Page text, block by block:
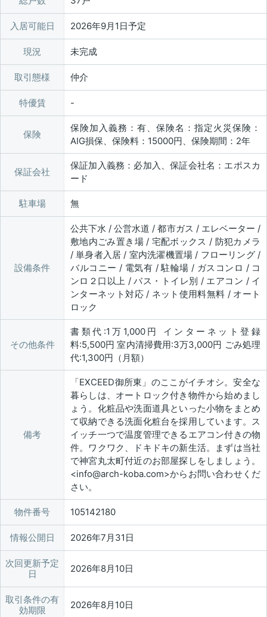
入居可能日 2026年9月1日予定
現況 未完成
取引態様 仲介
特優賃
保険
保険加入義務：有、保険名：指定火災保険：
AIG損保、保険料：15000円、保険期間：2年
保証会社
保証加入義務：必加入、保証会社名：エポスカ
ード
駐車場 無
設備条件
公共下水 / 公営水道 / 都市ガス / エレベーター /
敷地内ごみ置き場 / 宅配ボックス / 防犯カメラ
/ 単身者入居 / 室内洗濯機置場 / フローリング /
バルコニー / 電気有 / 駐輪場 / ガスコンロ / コ
ンロ２口以上 / バス・トイレ別 / エアコン / イ
ンターネット対応 / ネット使用料無料 / オート
ロック
その他条件
書類代:1万1,000円 インターネット登録
料:5,500円 室内清掃費用:3万3,000円 ごみ処理
代:1,300円（月額）
備考
「EXCEED御所東」のここがイチオシ。安全な
暮らしは、オートロック付き物件から始めまし
ょう。化粧品や洗面道具といった小物をまとめ
て収納できる洗面化粧台を採用しています。ス
イッチ一つで温度管理できるエアコン付きの物
件。ワクワク、ドキドキの新生活。まずは当社
で神宮丸太町付近のお部屋探しをしましょう。
<info@arch-koba.com>からお問い合わせくだ
さい。
物件番号 105142180
情報公開日 2026年7月31日
次回更新予定
日
2026年8月10日
取引条件の有
効期限
2026年8月10日